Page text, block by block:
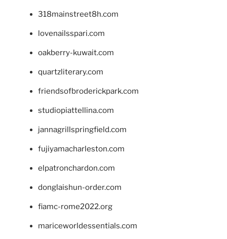
318mainstreet8h.com
lovenailsspari.com
oakberry-kuwait.com
quartzliterary.com
friendsofbroderickpark.com
studiopiattellina.com
jannagrillspringfield.com
fujiyamacharleston.com
elpatronchardon.com
donglaishun-order.com
fiamc-rome2022.org
mariceworldessentials.com